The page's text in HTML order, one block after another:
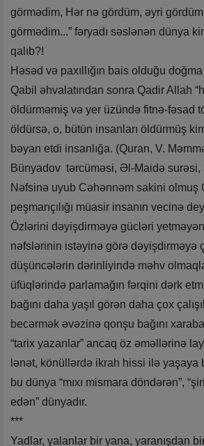
görmədim, Hər nə gördüm, əyri
görmədim...” fəryadı səslənən dünya
qalıb?!
Həsəd və paxıllığın bais olduğu
Qabil əhvalatından sonra Qadir Allah
öldürməmiş və yer üzündə fitnə-fəsad
öldürsə, o, bütün insanları öldürmüş
bəyan etdi insanlığa. (Quran, V.
Bünyadov tərcüməsi, Əl-Maidə surəsi,
Nəfsinə uyub Cəhənnəm sakini olmuş
peşmançılığı müasir insanın vecinə
Özlərini dəyişdirməyə gücləri
nəfslərinin istəyinə görə dəyişdirməyə
düşüncələrin dərinliyində məhv olmaqla
üfüqlərində parlamağın fərqini dərk
bağını daha yaşıl görən daha çox
becərmək əvəzinə qonşu bağını
“tarix yazanlar” ancaq öz əməllərinə
lənət, könüllərdə ikrah hissi ilə yaşaya
bu dünya “mıxı mismara döndərən”,
edən” dünyadır.
***
Yadlar, yalanlar bir yana, yaranışdan